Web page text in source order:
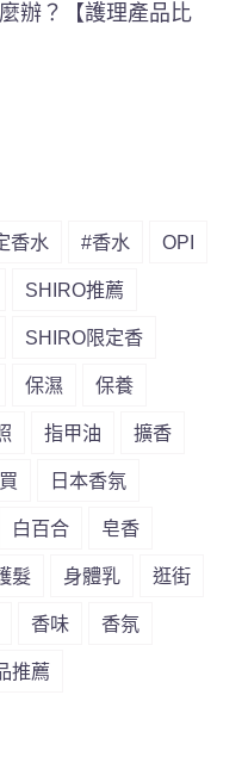
辦？【護理產品比
香水 #香水 OPI
SHIRO推薦
SHIRO限定香
保濕 保養
指甲油 擴香
日本香氛
白百合 皂香
髮 身體乳 逛街
香味 香氛
推薦